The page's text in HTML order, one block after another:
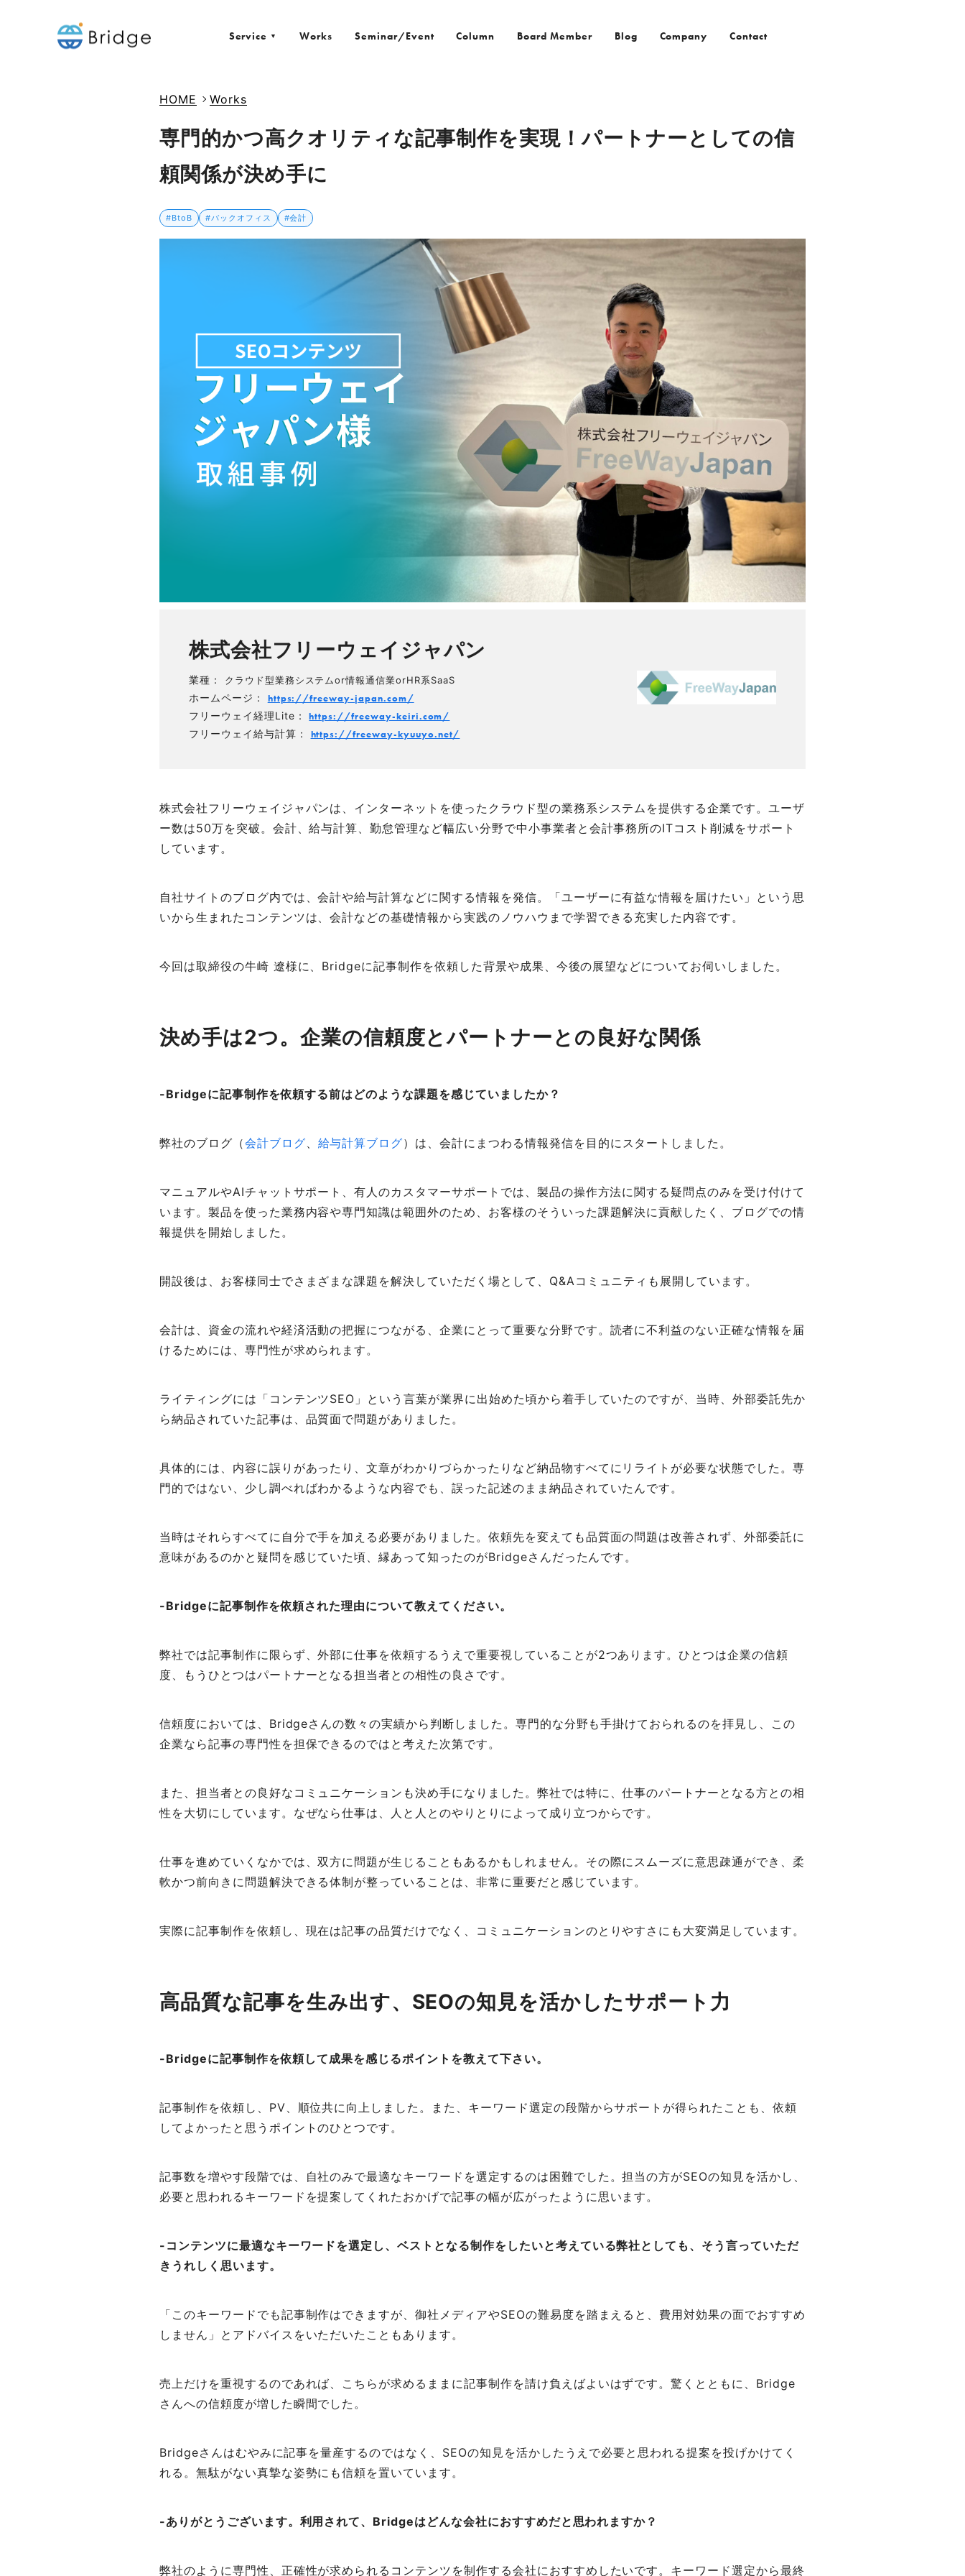
Service ▼ Works Seminar/Event Column Board Member Blog Company Contact
HOME Works
専門的かつ高クオリティな記事制作を実現！パートナーとしての信
頼関係が決め手に
#BtoB #バックオフィス #会計
株式会社フリーウェイジャパン
業種： クラウド型業務システムor情報通信業orHR系SaaS
ホームページ： https://freeway-japan.com/
フリーウェイ経理Lite：https://freeway-keiri.com/
フリーウェイ給与計算： https://freeway-kyuuyo.net/
株式会社フリーウェイジャパンは、インターネットを使ったクラウド型の業務系システムを提供する企業です。ユーザ
ー数は50万を突破。会計、給与計算、勤怠管理など幅広い分野で中小事業者と会計事務所のITコスト削減をサポート
しています。
自社サイトのブログ内では、会計や給与計算などに関する情報を発信。「ユーザーに有益な情報を届けたい」という思
いから生まれたコンテンツは、会計などの基礎情報から実践のノウハウまで学習できる充実した内容です。
今回は取締役の牛崎 遼様に、Bridgeに記事制作を依頼した背景や成果、今後の展望などについてお伺いしました。
決め手は2つ。企業の信頼度とパートナーとの良好な関係
-Bridgeに記事制作を依頼する前はどのような課題を感じていましたか？
弊社のブログ（会計ブログ、 給与計算ブログ）は、会計にまつわる情報発信を目的にスタートしました。
マニュアルやAIチャットサポート、有人のカスタマーサポートでは、製品の操作方法に関する疑問点のみを受け付けて
います。製品を使った業務内容や専門知識は範囲外のため、お客様のそういった課題解決に貢献したく、ブログでの情
報提供を開始しました。
開設後は、お客様同士でさまざまな課題を解決していただく場として、Q&Aコミュニティも展開しています。
会計は、資金の流れや経済活動の把握につながる、企業にとって重要な分野です。読者に不利益のない正確な情報を届
けるためには、専門性が求められます。
ライティングには「コンテンツSEO」という言葉が業界に出始めた頃から着手していたのですが、当時、外部委託先か
ら納品されていた記事は、品質面で問題がありました。
具体的には、内容に誤りがあったり、文章がわかりづらかったりなど納品物すべてにリライトが必要な状態でした。専
門的ではない、少し調べればわかるような内容でも、誤った記述のまま納品されていたんです。
当時はそれらすべてに自分で手を加える必要がありました。依頼先を変えても品質面の問題は改善されず、外部委託に
意味があるのかと疑問を感じていた頃、縁あって知ったのがBridgeさんだったんです。
-Bridgeに記事制作を依頼された理由について教えてください。
弊社では記事制作に限らず、外部に仕事を依頼するうえで重要視していることが2つあります。ひとつは企業の信頼
度、もうひとつはパートナーとなる担当者との相性の良さです。
信頼度においては、Bridgeさんの数々の実績から判断しました。専門的な分野も手掛けておられるのを拝見し、この
企業なら記事の専門性を担保できるのではと考えた次第です。
また、担当者との良好なコミュニケーションも決め手になりました。弊社では特に、仕事のパートナーとなる方との相
性を大切にしています。なぜなら仕事は、人と人とのやりとりによって成り立つからです。
仕事を進めていくなかでは、双方に問題が生じることもあるかもしれません。その際にスムーズに意思疎通ができ、柔
軟かつ前向きに問題解決できる体制が整っていることは、非常に重要だと感じています。
実際に記事制作を依頼し、現在は記事の品質だけでなく、コミュニケーションのとりやすさにも大変満足しています。
高品質な記事を生み出す、SEOの知見を活かしたサポート力
-Bridgeに記事制作を依頼して成果を感じるポイントを教えて下さい。
記事制作を依頼し、PV、順位共に向上しました。また、キーワード選定の段階からサポートが得られたことも、依頼
してよかったと思うポイントのひとつです。
記事数を増やす段階では、自社のみで最適なキーワードを選定するのは困難でした。担当の方がSEOの知見を活かし、
必要と思われるキーワードを提案してくれたおかげで記事の幅が広がったように思います。
-コンテンツに最適なキーワードを選定し、ベストとなる制作をしたいと考えている弊社としても、そう言っていただ
きうれしく思います。
「このキーワードでも記事制作はできますが、御社メディアやSEOの難易度を踏まえると、費用対効果の面でおすすめ
しません」とアドバイスをいただいたこともあります。
売上だけを重視するのであれば、こちらが求めるままに記事制作を請け負えばよいはずです。驚くとともに、Bridge
さんへの信頼度が増した瞬間でした。
Bridgeさんはむやみに記事を量産するのではなく、SEOの知見を活かしたうえで必要と思われる提案を投げかけてく
れる。無駄がない真摯な姿勢にも信頼を置いています。
-ありがとうございます。利用されて、Bridgeはどんな会社におすすめだと思われますか？
弊社のように専門性、正確性が求められるコンテンツを制作する会社におすすめしたいです。キーワード選定から最終